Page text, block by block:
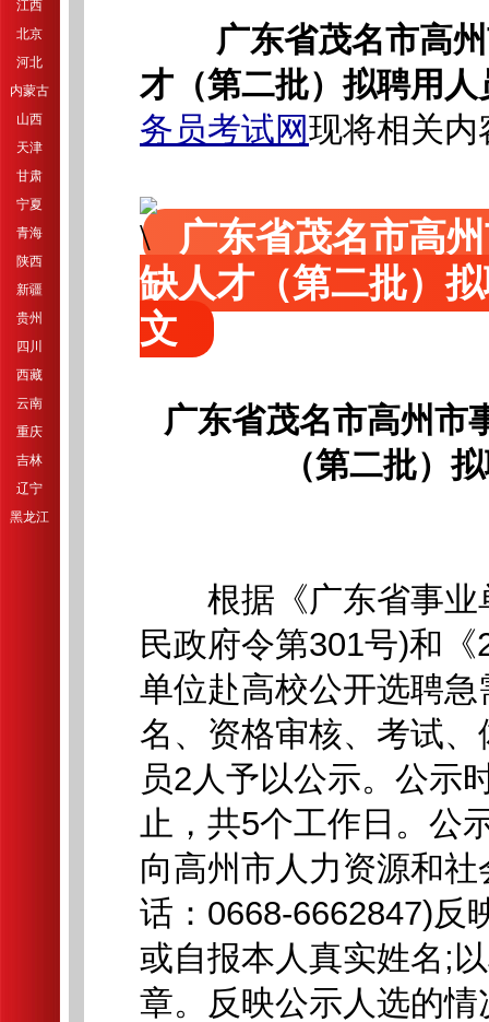
江西
北京
河北
内蒙古
山西
天津
甘肃
宁夏
青海
陕西
新疆
贵州
四川
西藏
云南
重庆
吉林
辽宁
黑龙江
广东省茂名市高
才（第二批）拟聘用
务员考试网现将相关内
广东省茂名市高
缺人才（第二批）
文
广东省茂名市高州市
（第二批）
根据《广东省事业
民政府令第301号)和
单位赴高校公开选聘
名、资格审核、考试
员2人予以公示。公示
止，共5个工作日。公
向高州市人力资源和
话：0668-6662847)反
或自报本人真实姓名;
章。反映公示人选的